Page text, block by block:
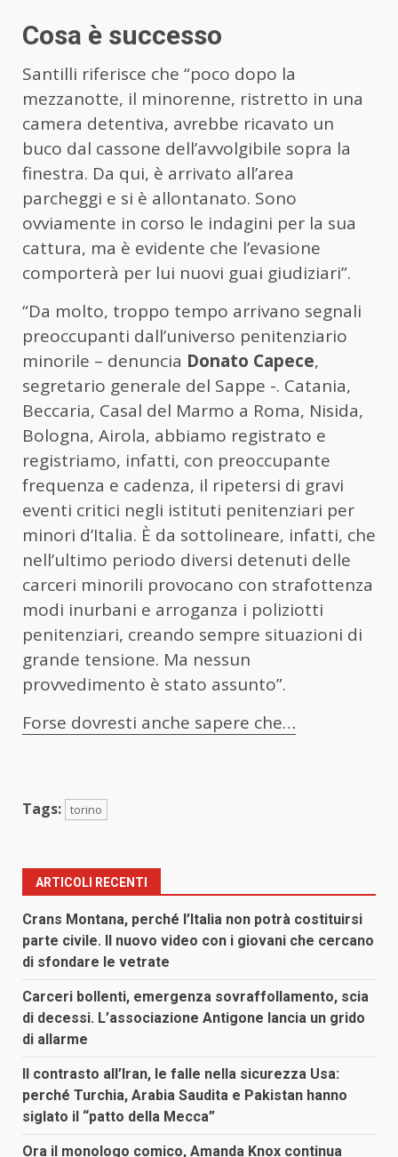
Cosa è successo
Santilli riferisce che “poco dopo la
mezzanotte, il minorenne, ristretto in una
camera detentiva, avrebbe ricavato un
buco dal cassone dell’avvolgibile sopra la
finestra. Da qui, è arrivato all’area
parcheggi e si è allontanato. Sono
ovviamente in corso le indagini per la sua
cattura, ma è evidente che l’evasione
comporterà per lui nuovi guai giudiziari”.
“Da molto, troppo tempo arrivano segnali
preoccupanti dall’universo penitenziario
minorile – denuncia Donato Capece,
segretario generale del Sappe -. Catania,
Beccaria, Casal del Marmo a Roma, Nisida,
Bologna, Airola, abbiamo registrato e
registriamo, infatti, con preoccupante
frequenza e cadenza, il ripetersi di gravi
eventi critici negli istituti penitenziari per
minori d’Italia. È da sottolineare, infatti, che
nell’ultimo periodo diversi detenuti delle
carceri minorili provocano con strafottenza
modi inurbani e arroganza i poliziotti
penitenziari, creando sempre situazioni di
grande tensione. Ma nessun
provvedimento è stato assunto”.
Forse dovresti anche sapere che…
Tags: torino
ARTICOLI RECENTI
Crans Montana, perché l’Italia non potrà costituirsi
parte civile. Il nuovo video con i giovani che cercano
di sfondare le vetrate
Carceri bollenti, emergenza sovraffollamento, scia
di decessi. L’associazione Antigone lancia un grido
di allarme
Il contrasto all’Iran, le falle nella sicurezza Usa:
perché Turchia, Arabia Saudita e Pakistan hanno
siglato il “patto della Mecca”
Ora il monologo comico, Amanda Knox continua